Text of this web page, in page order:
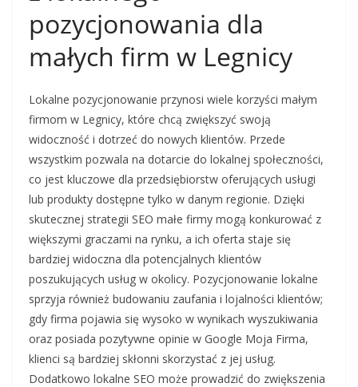
pozycjonowania dla
małych firm w Legnicy
Lokalne pozycjonowanie przynosi wiele korzyści małym
firmom w Legnicy, które chcą zwiększyć swoją
widoczność i dotrzeć do nowych klientów. Przede
wszystkim pozwala na dotarcie do lokalnej społeczności,
co jest kluczowe dla przedsiębiorstw oferujących usługi
lub produkty dostępne tylko w danym regionie. Dzięki
skutecznej strategii SEO małe firmy mogą konkurować z
większymi graczami na rynku, a ich oferta staje się
bardziej widoczna dla potencjalnych klientów
poszukujących usług w okolicy. Pozycjonowanie lokalne
sprzyja również budowaniu zaufania i lojalności klientów;
gdy firma pojawia się wysoko w wynikach wyszukiwania
oraz posiada pozytywne opinie w Google Moja Firma,
klienci są bardziej skłonni skorzystać z jej usług.
Dodatkowo lokalne SEO może prowadzić do zwiększenia